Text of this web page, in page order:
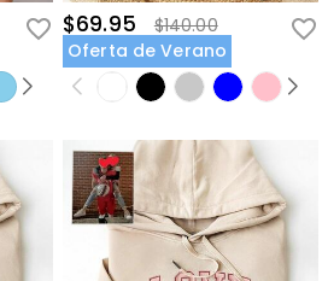
$69.95
$140.00
Oferta de Verano